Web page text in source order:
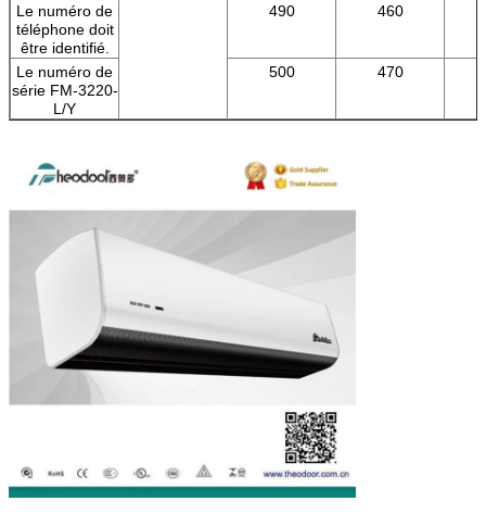
Le numéro de
téléphone doit
être identifié.
490 460
Le numéro de
série FM-3220-
L/Y
500 470